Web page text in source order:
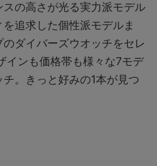
の高さが光る実力派モデル
追求した個性派モデルま
ダイバーズウオッチをセレ
ンも価格帯も様々な7モデ
。きっと好みの1本が見つ